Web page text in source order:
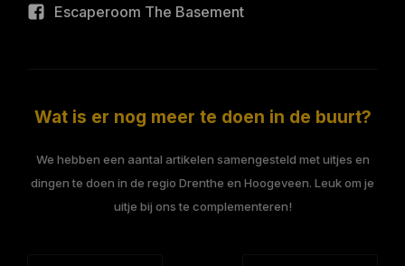
Escaperoom The Basement
Wat is er nog meer te doen in de buurt?
We hebben een aantal artikelen samengesteld met uitjes en
dingen te doen in de regio Drenthe en Hoogeveen. Leuk om je
uitje bij ons te complementeren!